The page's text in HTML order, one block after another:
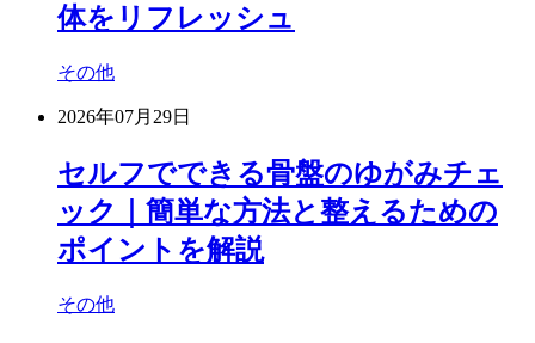
体をリフレッシュ
その他
2026年07月29日
セルフでできる骨盤のゆがみチェ
ック｜簡単な方法と整えるための
ポイントを解説
その他